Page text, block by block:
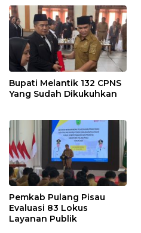
Bupati Melantik 132 CPNS
Yang Sudah Dikukuhkan
Pemkab Pulang Pisau
Evaluasi 83 Lokus
Layanan Publik